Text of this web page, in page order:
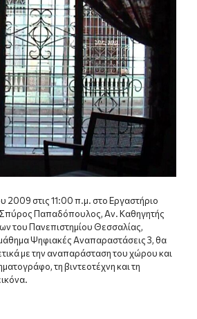
2009 στις 11:00 π.μ. στο Εργαστήριο
Σπύρος Παπαδόπουλος, Αν. Καθηγητής
του Πανεπιστημίου Θεσσαλίας,
Ψηφιακές Αναπαραστάσεις 3, θα
με την αναπαράσταση του χώρου και
τη βιντεοτέχνη και τη